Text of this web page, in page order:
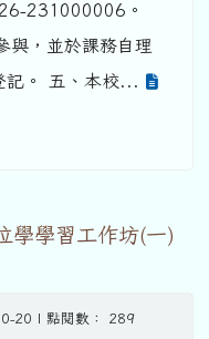
231000006。
與，並於課務自理
記。 五、本校...
學學習工作坊(一)
20 | 點閱數： 289